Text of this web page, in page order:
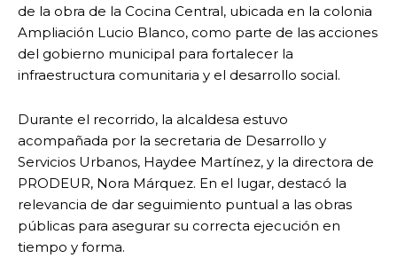
de la obra de la Cocina Central, ubicada en la colonia
Ampliación Lucio Blanco, como parte de las acciones
del gobierno municipal para fortalecer la
infraestructura comunitaria y el desarrollo social.
Durante el recorrido, la alcaldesa estuvo
acompañada por la secretaria de Desarrollo y
Servicios Urbanos, Haydee Martínez, y la directora de
PRODEUR, Nora Márquez. En el lugar, destacó la
relevancia de dar seguimiento puntual a las obras
públicas para asegurar su correcta ejecución en
tiempo y forma.